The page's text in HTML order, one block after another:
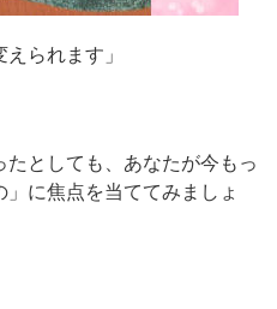
られます」
としても、あなたが今もっ
に焦点を当ててみましょ